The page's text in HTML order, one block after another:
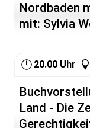
Nordbaden
mit: Sylvia
Gerstner,
Ahnung, ob
Magister,
Dann bist Du
20.00 Uhr
Land - Die